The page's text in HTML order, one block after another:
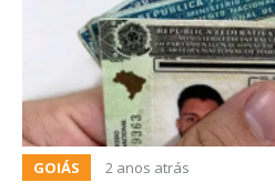
GOIÁS 2 anos atrás